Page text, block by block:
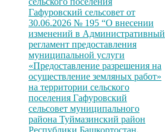
Гафуровский сельсовет от
30.06.2026 № 195 “О внесении
изменений в Административный
регламент предоставления
муниципальной услуги
«Предоставление разрешения на
осуществление земляных работ»
на территории сельского
поселения Гафуровский
сельсовет муниципального
района Туймазинский район
Республики Башкортостан,